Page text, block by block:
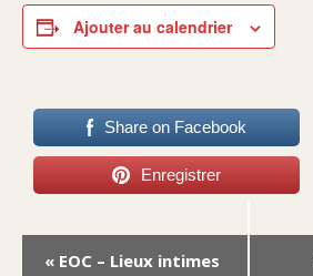
Ajouter au calendrier
Share on Facebook
Enregistrer
Navigation
Évènement
« EOC – Lieux intimes